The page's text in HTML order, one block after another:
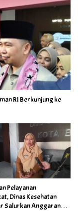
RI Berkunjung ke
Pelayanan
Dinas Kesehatan
Salurkan Anggaran